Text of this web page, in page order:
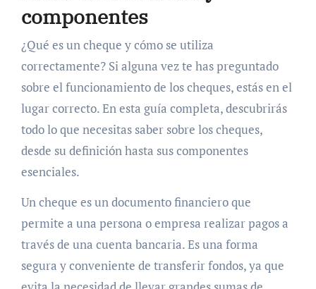
componentes
¿Qué es un cheque y cómo se utiliza
correctamente? Si alguna vez te has preguntado
sobre el funcionamiento de los cheques, estás en el
lugar correcto. En esta guía completa, descubrirás
todo lo que necesitas saber sobre los cheques,
desde su definición hasta sus componentes
esenciales.
Un cheque es un documento financiero que
permite a una persona o empresa realizar pagos a
través de una cuenta bancaria. Es una forma
segura y conveniente de transferir fondos, ya que